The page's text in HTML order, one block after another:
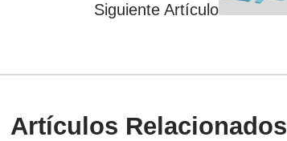
Siguiente Artículo
Artículos Relacionados